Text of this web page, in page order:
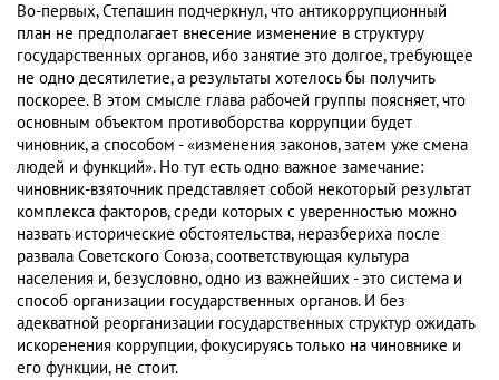
Во-первых, Степашин подчеркнул, что антикоррупционный
план не предполагает внесение изменение в структуру
государственных органов, ибо занятие это долгое, требующее
не одно десятилетие, а результаты хотелось бы получить
поскорее. В этом смысле глава рабочей группы поясняет, что
основным объектом противоборства коррупции будет
чиновник, а способом - «изменения законов, затем уже смена
людей и функций». Но тут есть одно важное замечание:
чиновник-взяточник представляет собой некоторый результат
комплекса факторов, среди которых с уверенностью можно
назвать исторические обстоятельства, неразбериха после
развала Советского Союза, соответствующая культура
населения и, безусловно, одно из важнейших - это система и
способ организации государственных органов. И без
адекватной реорганизации государственных структур ожидать
искоренения коррупции, фокусируясь только на чиновнике и
его функции, не стоит.